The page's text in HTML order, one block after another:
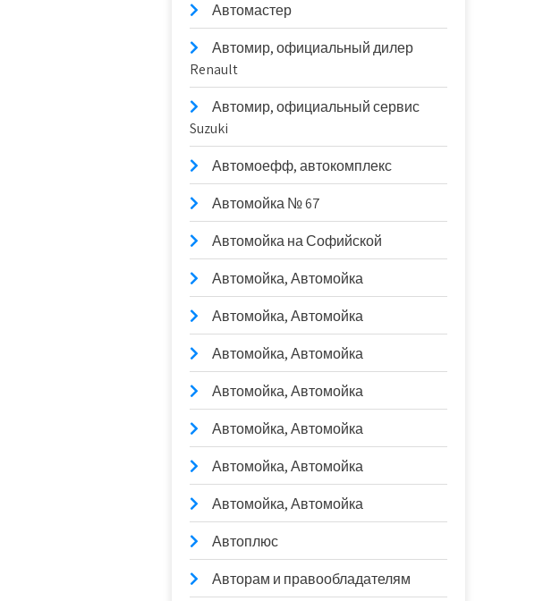
Автомастер
Автомир, официальный дилер
Renault
Автомир, официальный сервис
Suzuki
Автомоефф, автокомплекс
Автомойка № 67
Автомойка на Софийской
Автомойка, Автомойка
Автомойка, Автомойка
Автомойка, Автомойка
Автомойка, Автомойка
Автомойка, Автомойка
Автомойка, Автомойка
Автомойка, Автомойка
Автоплюс
Авторам и правообладателям